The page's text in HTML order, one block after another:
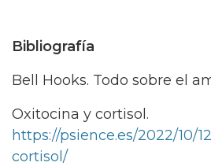
Bibliografía
Bell Hooks. Todo sobre el
Oxitocina y cortisol.
https://psience.es/2022/10/
cortisol/